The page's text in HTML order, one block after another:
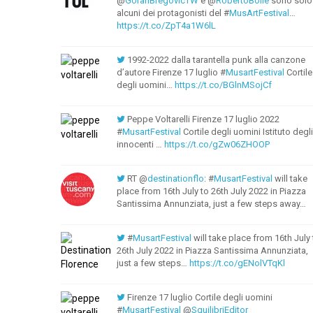
alcuni dei protagonisti del #MusArtFestival
https://t.co/ZpT4a1W6lL
1992-2022 dalla tarantella punk alla canzone
d’autore Firenze 17 luglio #MusartFestival Cortile
degli uomini… https://t.co/BGlnMSojCf
Peppe Voltarelli Firenze 17 luglio 2022
#MusartFestival Cortile degli uomini Istituto degli
innocenti ⁦… https://t.co/gZw06ZHOOP
RT @destinationflo: #MusartFestival will take
place from 16th July to 26th July 2022 in Piazza
Santissima Annunziata, just a few steps away…
#MusartFestival will take place from 16th July
26th July 2022 in Piazza Santissima Annunziata,
just a few steps… https://t.co/gENolVTqKl
Firenze 17 luglio Cortile degli uomini
#MusartFestival @SquilibriEditor